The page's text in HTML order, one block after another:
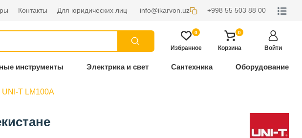
Контакты Для юридических лиц info@ikarvon.uz +998 55 503 88 00
0
Избранное
0
Корзина Войти
инструменты Электрика и свет Сантехника Оборудование
T LM100A